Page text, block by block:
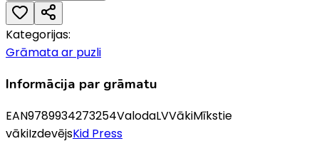
Kategorijas:
Grāmata ar puzli
Informācija par grāmatu
EAN9789934273254ValodaLVVākiMīkstie
vākiIzdevējsKid Press